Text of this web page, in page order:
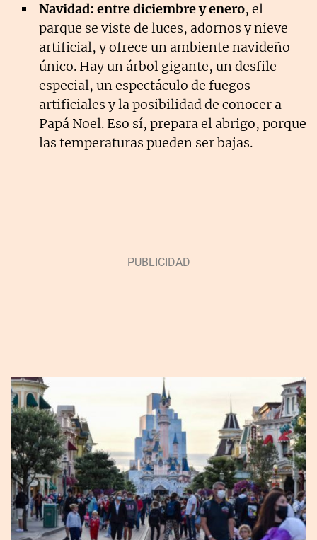
Navidad: entre diciembre y enero, el
parque se viste de luces, adornos y nieve
artificial, y ofrece un ambiente navideño
único. Hay un árbol gigante, un desfile
especial, un espectáculo de fuegos
artificiales y la posibilidad de conocer a
Papá Noel. Eso sí, prepara el abrigo, porque
las temperaturas pueden ser bajas.